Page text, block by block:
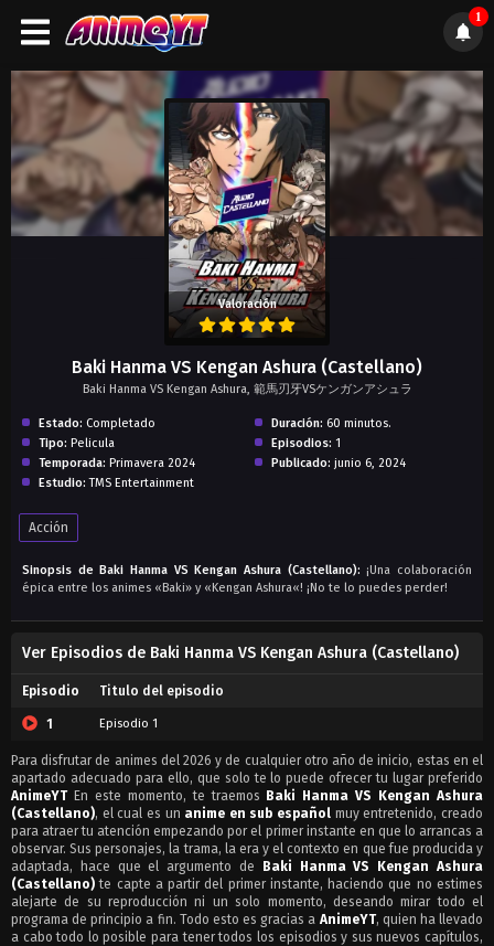
1
Valoración
Baki Hanma VS Kengan Ashura (Castellano)
Baki Hanma VS Kengan Ashura, 範馬刃牙VSケンガンアシュラ
Estado: Completado
Tipo: Pelicula
Temporada: Primavera 2024
Estudio: TMS Entertainment
Duración: 60 minutos.
Episodios: 1
Publicado: junio 6, 2024
Acción
Sinopsis de Baki Hanma VS Kengan Ashura (Castellano): ¡Una colaboración
épica entre los animes «Baki» y «Kengan Ashura«! ¡No te lo puedes perder!
Ver Episodios de Baki Hanma VS Kengan Ashura (Castellano)
Episodio Titulo del episodio
1 Episodio 1
Para disfrutar de animes del 2026 y de cualquier otro año de inicio, estas en el
apartado adecuado para ello, que solo te lo puede ofrecer tu lugar preferido
AnimeYTEn este momento, te traemos
Baki Hanma VS Kengan Ashura
(Castellano), el cual es un anime en sub español muy entretenido, creado
para atraer tu atención empezando por el primer instante en que lo arrancas a
observar. Sus personajes, la trama, la era y el contexto en que fue producida y
adaptada, hace que el argumento de
Baki Hanma VS Kengan Ashura
(Castellano) te capte a partir del primer instante, haciendo que no estimes
alejarte de su reproducción ni un solo momento, deseando mirar todo el
programa de principio a fin. Todo esto es gracias a AnimeYT, quien ha llevado
a cabo todo lo posible para tener todos los episodios y sus nuevos capítulos,